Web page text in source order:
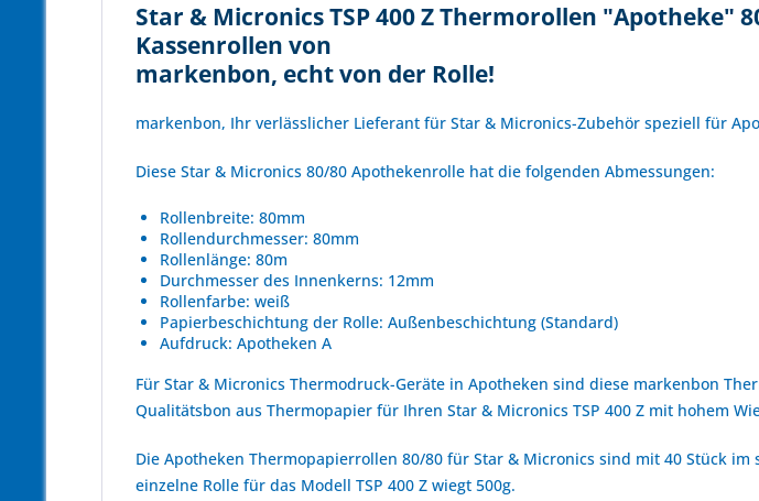
Star & Micronics TSP 400 Z Thermorollen "Apotheke"
Kassenrollen von
markenbon, echt von der Rolle!
markenbon, Ihr verlässlicher Lieferant für Star & Micronics-Zubehör speziell für
Diese Star & Micronics 80/80 Apothekenrolle hat die folgenden Abmessungen:
Rollenbreite: 80mm
Rollendurchmesser: 80mm
Rollenlänge: 80m
Durchmesser des Innenkerns: 12mm
Rollenfarbe: weiß
Papierbeschichtung der Rolle: Außenbeschichtung (Standard)
Aufdruck: Apotheken A
Für Star & Micronics Thermodruck-Geräte in Apotheken sind diese markenbon
Qualitätsbon aus Thermopapier für Ihren Star & Micronics TSP 400 Z mit hohem
Die Apotheken Thermopapierrollen 80/80 für Star & Micronics sind mit 40 Stück
einzelne Rolle für das Modell TSP 400 Z wiegt 500g.